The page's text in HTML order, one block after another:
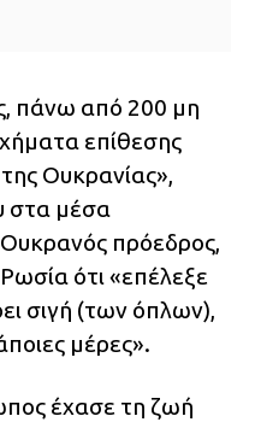
πάνω από 200 μη
επίθεσης
Ουκρανίας»,
στα μέσα
πρόεδρος,
ότι «επέλεξε
σιγή (των όπλων),
μέρες».
έχασε τη ζωή